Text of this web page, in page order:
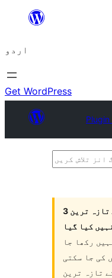
چھوڑیں
پر
جائیں
اردو
Get WordPress
پلگ
کریں
ورڈپریس کے تازہ ترین 3
کیا گیا
رکھا جا
کی جا سکتی
تازہ ترین